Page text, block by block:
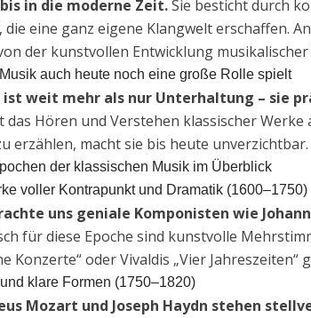
in die moderne Zeit.Sie besticht durch
eine ganz eigene Klangwelt erschaffen.
der kunstvollen Entwicklung
auch heute noch eine große Rolle spielt
ist weit mehr als nur Unterhaltung – sie
das Hören und Verstehen klassischer
erzählen, macht sie bis heute unverzichtbar.
der klassischen Musik im Überblick
voller Kontrapunkt und Dramatik (1600–1750)
uns geniale Komponisten wie
für diese Epoche sind kunstvolle
Konzerte“ oder Vivaldis „Vier
klare Formen (1750–1820)
Mozart und Joseph Haydn stehen